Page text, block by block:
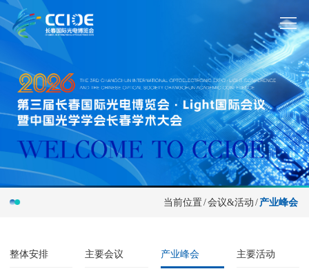
当前位置/会议&活动 /产业峰会
整体安排 主要会议 产业峰会 主要活动